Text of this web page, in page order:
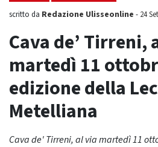
scritto da Redazione Ulisseonline - 24
Cava de’ Tirreni,
martedì 11
edizione della
Metelliana
Cava de' Tirreni, al via martedì 11